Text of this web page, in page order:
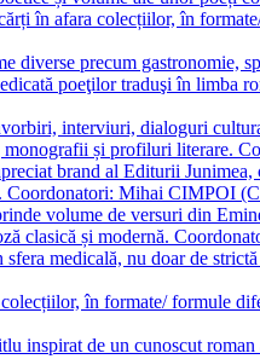
în afara colecțiilor, în
diverse precum
poeţilor traduşi în limba
interviuri, dialoguri
monografii și profiluri literare.
brand al Editurii
Coordonatori: Mihai
volume de versuri din
clasică și modernă.
sfera medicală, nu doar de
în formate/ formule
inspirat de un cunoscut